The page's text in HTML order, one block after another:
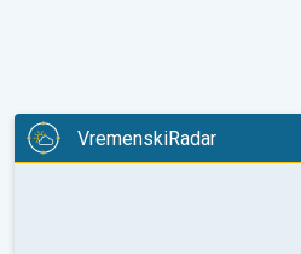
VremenskiRadar